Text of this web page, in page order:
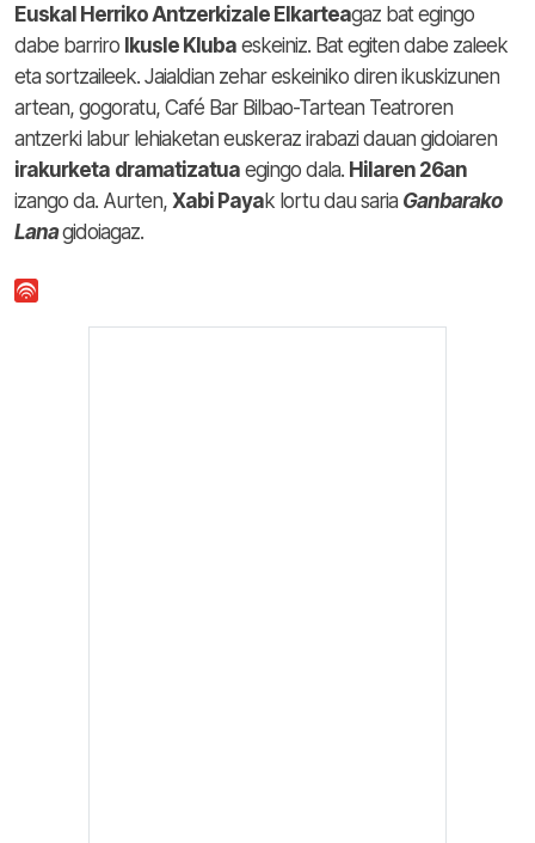
Euskal Herriko Antzerkizale Elkarteagaz bat egingo
dabe barriro Ikusle Kluba eskeiniz. Bat egiten dabe zaleek
eta sortzaileek. Jaialdian zehar eskeiniko diren ikuskizunen
artean, gogoratu, Café Bar Bilbao-Tartean Teatroren
antzerki labur lehiaketan euskeraz irabazi dauan gidoiaren
irakurketa dramatizatua egingo dala. Hilaren 26an
izango da. Aurten, Xabi Payak lortu dau saria Ganbarako
Lanagidoiagaz.